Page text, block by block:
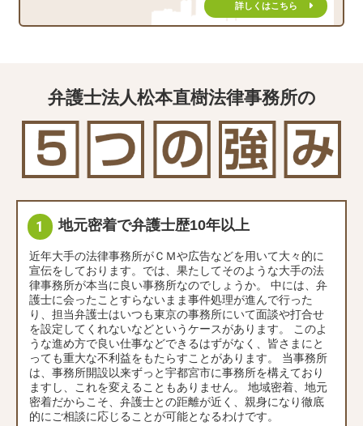
詳しくはこちら
弁護士法人松本直樹法律事務所の
地元密着で弁護士歴10年以上
近年大手の法律事務所がＣＭや広告などを用いて大々的に
宣伝をしております。では、果たしてそのような大手の法
律事務所が本当に良い事務所なのでしょうか。 中には、弁
護士に会ったことすらないまま事件処理が進んで行った
り、担当弁護士はいつも東京の事務所にいて面談や打合せ
を設定してくれないなどというケースがあります。 このよ
うな進め方で良い仕事などできるはずがなく、皆さまにと
っても重大な不利益をもたらすことがあります。 当事務所
は、事務所開設以来ずっと宇都宮市に事務所を構えており
ますし、これを変えることもありません。 地域密着、地元
密着だからこそ、弁護士との距離が近く、親身になり徹底
的にご相談に応じることが可能となるわけです。